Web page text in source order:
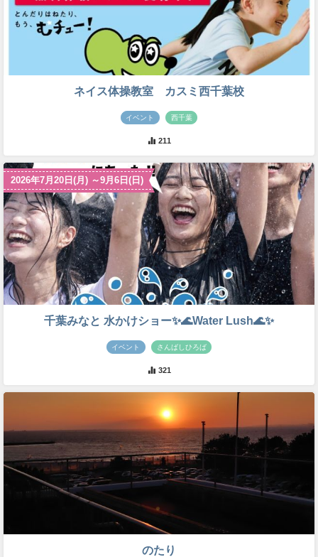
ネイス体操教室 カスミ西千葉校
イベント 西千葉
211
2026年7月20日(月) ～9月6日(日)
千葉みなと 水かけショー✨🌊Water Lush🌊✨
イベント さんばしひろば
321
のたり